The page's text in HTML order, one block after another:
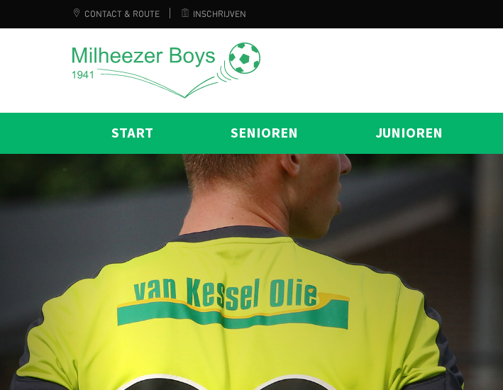
CONTACT & ROUTE INSCHRIJVEN
START SENIOREN JUNIOREN